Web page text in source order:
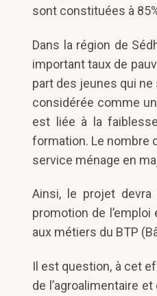
sont constituées à
Dans la région de
important taux de
part des jeunes qui
considérée comme
est liée à la
formation. Le nombre
service ménage en
Ainsi, le projet
promotion de
aux métiers du BTP
Il est question, à cet
de l’agroalimentaire